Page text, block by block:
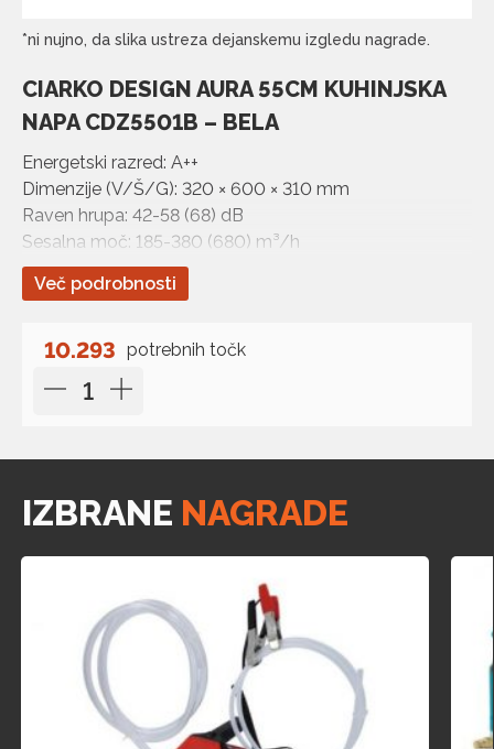
*ni nujno, da slika ustreza dejanskemu izgledu nagrade.
CIARKO DESIGN AURA 55CM KUHINJSKA
NAPA CDZ5501B – BELA
Energetski razred: A++
Dimenzije (V/Š/G): 320 × 600 × 310 mm
Raven hrupa: 42-58 (68) dB
Sesalna moč: 185-380 (680) m³/h
Ogljikov filter: 2x FWN185/V2
Več podrobnosti
10.293 potrebnih točk
IZBRANE NAGRADE